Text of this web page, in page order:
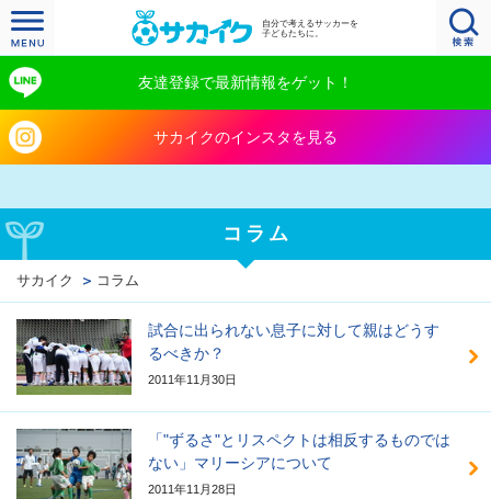
自分で考えるサッカーを
子どもたちに。
友達登録で最新情報をゲット！
サカイクのインスタを見る
コラム
サカイク コラム
試合に出られない息子に対して親はどうす
るべきか？
2011年11月30日
「"ずるさ"とリスペクトは相反するものでは
ない」マリーシアについて
2011年11月28日